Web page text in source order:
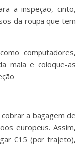
a inspeção, cinto,
da roupa que tem
computadores,
mala e coloque-as
a bagagem de
europeus. Assim,
€15 (por trajeto),